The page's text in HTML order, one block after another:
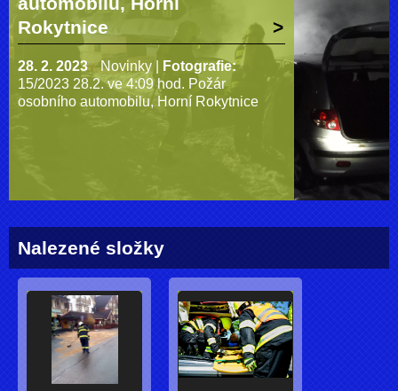
Rokytnice
28. 2. 2023 Novinky
Fotografie:
15/2023 28.2. ve 4:09 hod. Požár
osobního automobilu, Horní Rokytnice
Nalezené složky